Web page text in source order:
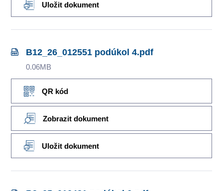
Uložit dokument
B12_26_012551 podúkol 4.pdf
0.06MB
QR kód
Zobrazit dokument
Uložit dokument